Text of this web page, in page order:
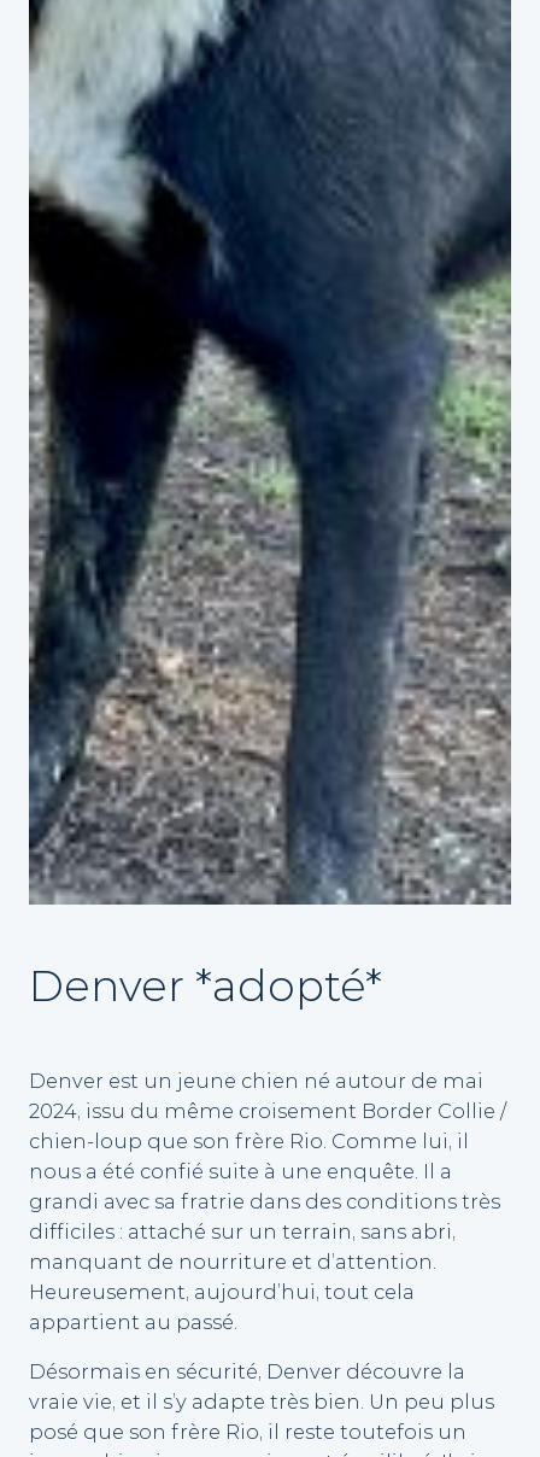
Denver *adopté*
Denver est un jeune chien né autour de mai
2024, issu du même croisement Border Collie /
chien-loup que son frère Rio. Comme lui, il
nous a été confié suite à une enquête. Il a
grandi avec sa fratrie dans des conditions très
difficiles : attaché sur un terrain, sans abri,
manquant de nourriture et d’attention.
Heureusement, aujourd’hui, tout cela
appartient au passé.
Désormais en sécurité, Denver découvre la
vraie vie, et il s’y adapte très bien. Un peu plus
posé que son frère Rio, il reste toutefois un